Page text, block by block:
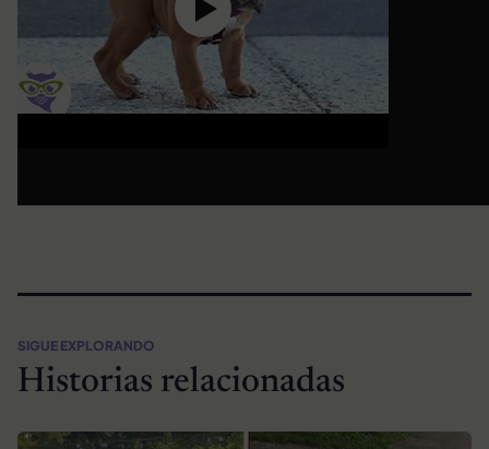
SIGUE EXPLORANDO
Historias relacionadas